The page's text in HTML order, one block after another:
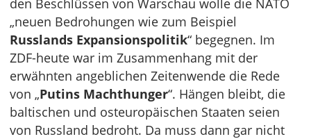
den Beschlüssen von Warschau wolle die NATO
„neuen Bedrohungen wie zum Beispiel
Russlands Expansionspolitik“ begegnen. Im
ZDF-heute war im Zusammenhang mit der
erwähnten angeblichen Zeitenwende die Rede
von „Putins Machthunger“. Hängen bleibt, die
baltischen und osteuropäischen Staaten seien
von Russland bedroht. Da muss dann gar nicht